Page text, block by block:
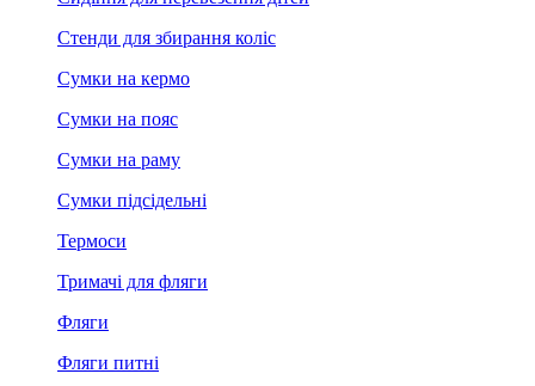
Стенди для збирання коліс
Сумки на кермо
Сумки на пояс
Сумки на раму
Сумки підсідельні
Термоси
Тримачі для фляги
Фляги
Фляги питні